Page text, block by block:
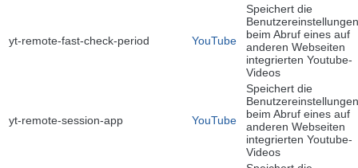
yt-remote-fast-check-period YouTube
Speichert die
Benutzereinstellungen
beim Abruf eines auf
anderen Webseiten
integrierten Youtube-
Videos
yt-remote-session-app YouTube
Speichert die
Benutzereinstellungen
beim Abruf eines auf
anderen Webseiten
integrierten Youtube-
Videos